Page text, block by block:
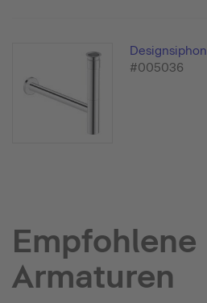
Designsiphon
#005036
Empfohlene
Armaturen